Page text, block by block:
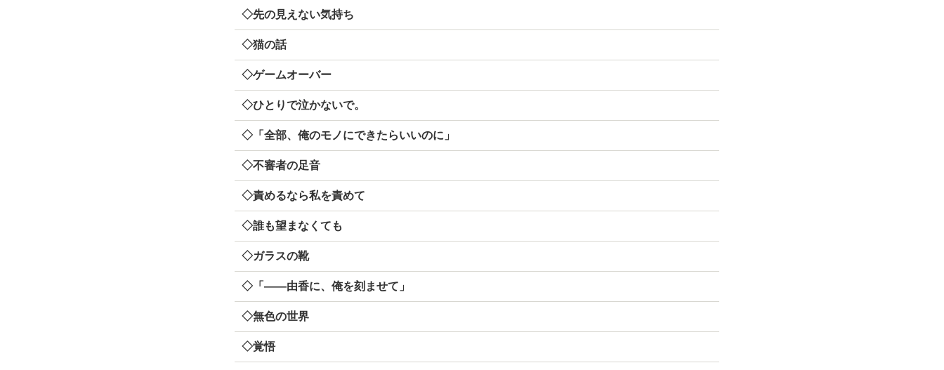
◇先の見えない気持ち
◇猫の話
◇ゲームオーバー
◇ひとりで泣かないで。
◇「全部、俺のモノにできたらいいのに」
◇不審者の足音
◇責めるなら私を責めて
◇誰も望まなくても
◇ガラスの靴
◇「――由香に、俺を刻ませて」
◇無色の世界
◇覚悟